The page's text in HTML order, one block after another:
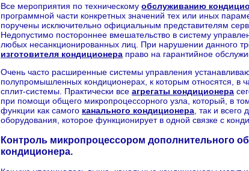
Все мероприятия по техническому обслуживанию
программной части конкретных значений тех или иных
поручены исключительно официальным представителям
Недопустимо постороннее вмешательство в систему
любых несанкционированных лиц. При нарушении данного
изготовителя кондиционера право на гарантийное
Очень часто расширенные системы управления
полупромышленных кондиционерах, к которым относятся, в
сплит-системы. Практически все агрегаты кондиционера
при помощи общего микропроцессорного узла, который, в
функции как самого канального кондиционера , так и всего
оборудования, которое функционирует в одной связке с
Контроль микропроцессором дополнительного
кондиционера.